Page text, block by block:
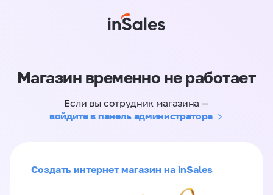
Магазин временно не работает
Если вы сотрудник магазина —
войдите в панель администратора
Создать интернет магазин на inSales